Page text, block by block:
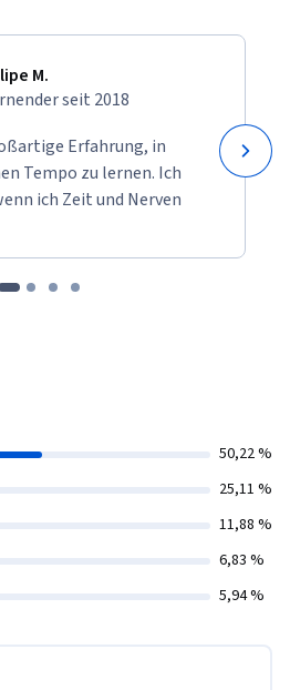
M.
seit 2018
Erfahrung, in
Tempo zu lernen. Ich
ich Zeit und Nerven
50,22 %
25,11 %
11,88 %
6,83 %
5,94 %